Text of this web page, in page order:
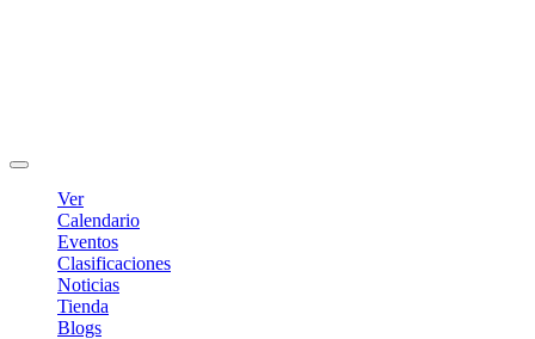
Ver
Calendario
Eventos
Clasificaciones
Noticias
Tienda
Blogs